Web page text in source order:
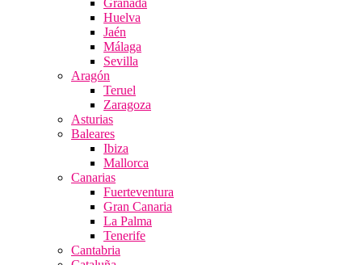
Granada
Huelva
Jaén
Málaga
Sevilla
Aragón
Teruel
Zaragoza
Asturias
Baleares
Ibiza
Mallorca
Canarias
Fuerteventura
Gran Canaria
La Palma
Tenerife
Cantabria